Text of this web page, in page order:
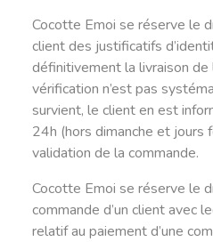
Cocotte Emoi se réserve le
client des justificatifs
définitivement la livraison de
vérification n’est pas
survient, le client en est
24h (hors dimanche et jours
validation de la commande.
Cocotte Emoi se réserve le
commande d’un client avec
relatif au paiement d’une